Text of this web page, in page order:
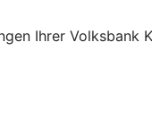
Ihrer